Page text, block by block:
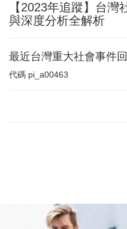
【2023年追蹤】台
與深度分析全解析
最近台灣重大社會事件
代碼 pi_a00463